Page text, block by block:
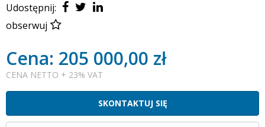
Udostępnij:
obserwuj
Cena: 205 000,00 zł
CENA NETTO + 23% VAT
SKONTAKTUJ SIĘ